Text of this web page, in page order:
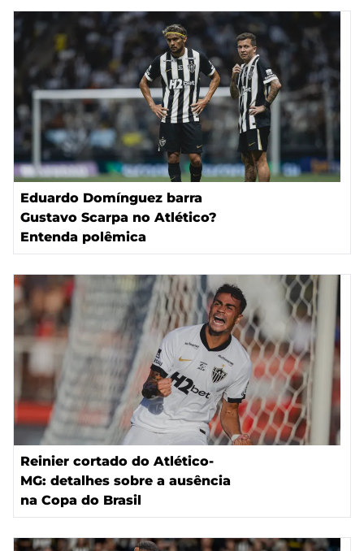
Eduardo Domínguez barra
Gustavo Scarpa no Atlético?
Entenda polêmica
Reinier cortado do Atlético-
MG: detalhes sobre a ausência
na Copa do Brasil